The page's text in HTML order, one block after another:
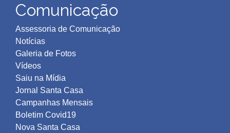
Comunicação
Assessoria de Comunicação
Notícias
Galeria de Fotos
Vídeos
Saiu na Mídia
Jornal Santa Casa
Campanhas Mensais
Boletim Covid19
Nova Santa Casa